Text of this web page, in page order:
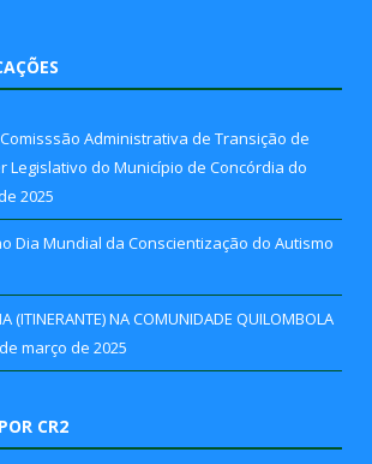
Administrativa de Transição de
Legislativo do Município de Concórdia do
2025
Dia Mundial da Conscientização do Autismo
(ITINERANTE) NA COMUNIDADE QUILOMBOLA
março de 2025
CR2